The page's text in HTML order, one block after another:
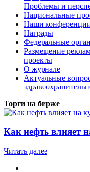
Проблемы и
Национальные
Наши конференции
Награды
Федеральные
Размещение
проекты
О журнале
Актуальные
Торги на бирже
Как нефть влияет
Читать далее